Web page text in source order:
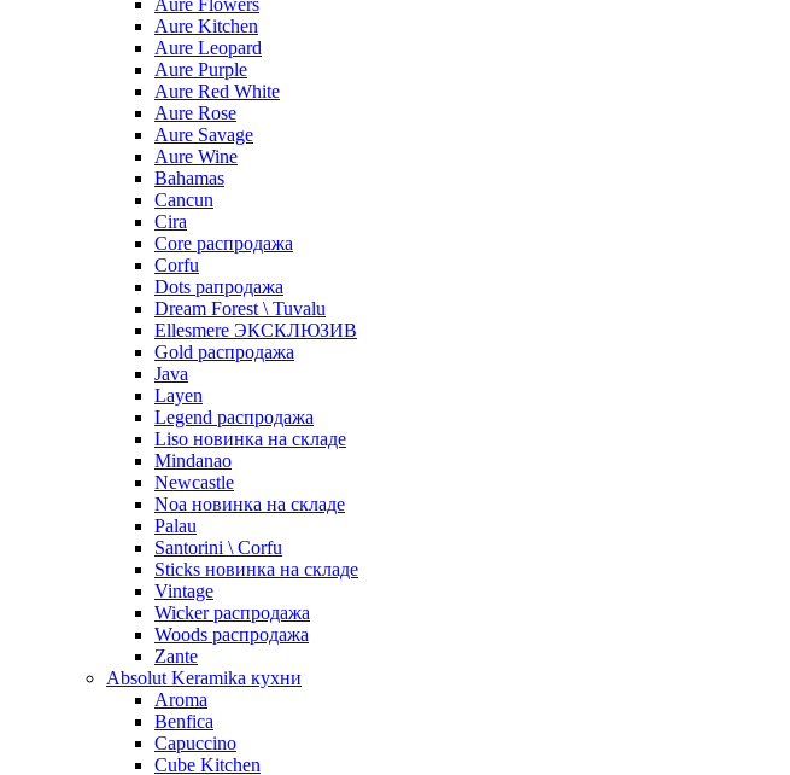
Aure Flowers
Aure Kitchen
Aure Leopard
Aure Purple
Aure Red White
Aure Rose
Aure Savage
Aure Wine
Bahamas
Cancun
Cira
Core распродажа
Corfu
Dots рапродажа
Dream Forest \ Tuvalu
Ellesmere ЭКСКЛЮЗИВ
Gold распродажа
Java
Layen
Legend распродажа
Liso новинка на складе
Mindanao
Newcastle
Noa новинка на складе
Palau
Santorini \ Corfu
Sticks новинка на складе
Vintage
Wicker распродажа
Woods распродажа
Zante
Absolut Keramika кухни
Aroma
Benfica
Capuccino
Cube Kitchen